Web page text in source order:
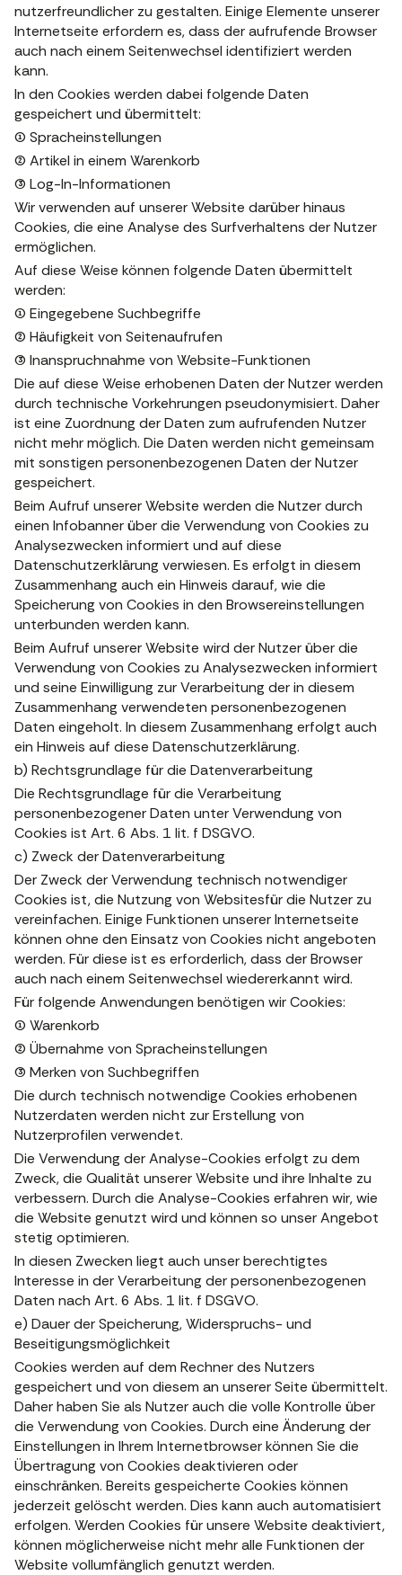
nutzerfreundlicher zu gestalten. Einige Elemente unserer
Internetseite erfordern es, dass der aufrufende Browser
auch nach einem Seitenwechsel identifiziert werden
kann.
In den Cookies werden dabei folgende Daten
gespeichert und übermittelt:
(1) Spracheinstellungen
(2) Artikel in einem Warenkorb
(3) Log-In-Informationen
Wir verwenden auf unserer Website darüber hinaus
Cookies, die eine Analyse des Surfverhaltens der Nutzer
ermöglichen.
Auf diese Weise können folgende Daten übermittelt
werden:
(1) Eingegebene Suchbegriffe
(2) Häufigkeit von Seitenaufrufen
(3) Inanspruchnahme von Website-Funktionen
Die auf diese Weise erhobenen Daten der Nutzer werden
durch technische Vorkehrungen pseudonymisiert. Daher
ist eine Zuordnung der Daten zum aufrufenden Nutzer
nicht mehr möglich. Die Daten werden nicht gemeinsam
mit sonstigen personenbezogenen Daten der Nutzer
gespeichert.
Beim Aufruf unserer Website werden die Nutzer durch
einen Infobanner über die Verwendung von Cookies zu
Analysezwecken informiert und auf diese
Datenschutzerklärung verwiesen. Es erfolgt in diesem
Zusammenhang auch ein Hinweis darauf, wie die
Speicherung von Cookies in den Browsereinstellungen
unterbunden werden kann.
Beim Aufruf unserer Website wird der Nutzer über die
Verwendung von Cookies zu Analysezwecken informiert
und seine Einwilligung zur Verarbeitung der in diesem
Zusammenhang verwendeten personenbezogenen
Daten eingeholt. In diesem Zusammenhang erfolgt auch
ein Hinweis auf diese Datenschutzerklärung.
b) Rechtsgrundlage für die Datenverarbeitung
Die Rechtsgrundlage für die Verarbeitung
personenbezogener Daten unter Verwendung von
Cookies ist Art. 6 Abs. 1 lit. f DSGVO.
c) Zweck der Datenverarbeitung
Der Zweck der Verwendung technisch notwendiger
Cookies ist, die Nutzung von Websitesfür die Nutzer zu
vereinfachen. Einige Funktionen unserer Internetseite
können ohne den Einsatz von Cookies nicht angeboten
werden. Für diese ist es erforderlich, dass der Browser
auch nach einem Seitenwechsel wiedererkannt wird.
Für folgende Anwendungen benötigen wir Cookies:
(1) Warenkorb
(2) Übernahme von Spracheinstellungen
(3) Merken von Suchbegriffen
Die durch technisch notwendige Cookies erhobenen
Nutzerdaten werden nicht zur Erstellung von
Nutzerprofilen verwendet.
Die Verwendung der Analyse-Cookies erfolgt zu dem
Zweck, die Qualität unserer Website und ihre Inhalte zu
verbessern. Durch die Analyse-Cookies erfahren wir, wie
die Website genutzt wird und können so unser Angebot
stetig optimieren.
In diesen Zwecken liegt auch unser berechtigtes
Interesse in der Verarbeitung der personenbezogenen
Daten nach Art. 6 Abs. 1 lit. f DSGVO.
e) Dauer der Speicherung, Widerspruchs- und
Beseitigungsmöglichkeit
Cookies werden auf dem Rechner des Nutzers
gespeichert und von diesem an unserer Seite übermittelt.
Daher haben Sie als Nutzer auch die volle Kontrolle über
die Verwendung von Cookies. Durch eine Änderung der
Einstellungen in Ihrem Internetbrowser können Sie die
Übertragung von Cookies deaktivieren oder
einschränken. Bereits gespeicherte Cookies können
jederzeit gelöscht werden. Dies kann auch automatisiert
erfolgen. Werden Cookies für unsere Website deaktiviert,
können möglicherweise nicht mehr alle Funktionen der
Website vollumfänglich genutzt werden.